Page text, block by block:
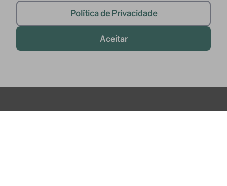
Política de Privacidade
Aceitar